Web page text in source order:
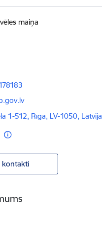
maiņa
1-512, Rīgā, LV-1050, Latvija
kontakti